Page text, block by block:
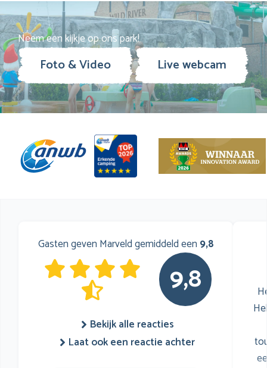
Neem een kijkje op ons park!
Foto & Video Live webcam
Gasten geven Marveld gemiddeld een 9,8
9,8
Bekijk alle reacties
Laat ook een reactie achter